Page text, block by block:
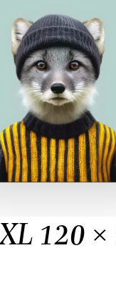
XL 120